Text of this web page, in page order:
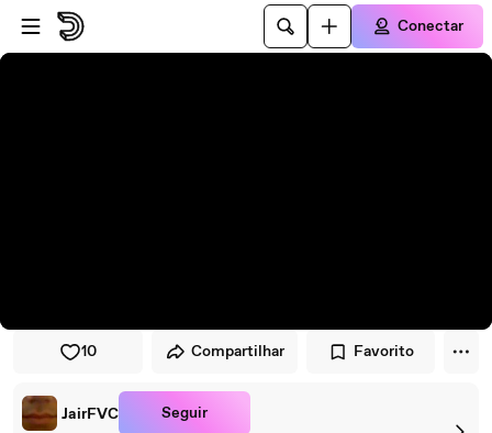
Pular para o player
Ir para o conteúdo principal
Conectar
10 Compartilhar Favorito
JairFVC Seguir